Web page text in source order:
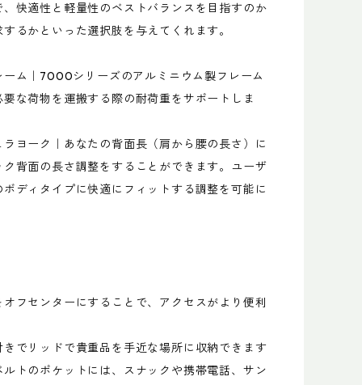
、快適性と軽量性のベストバランスを目指すのか
るかといった選択肢を与えてくれます。
ーム｜7000シリーズのアルミニウム製フレーム
要な荷物を運搬する際の耐荷重をサポートしま
ラヨーク｜あなたの背面長（肩から腰の長さ）に
背面の長さ調整をすることができます。ユーザ
ボディタイプに快適にフィットする調整を可能に
オフセンターにすることで、アクセスがより便利
きでリッドで貴重品を手近な場所に収納できます
ルトのポケットには、スナックや携帯電話、サン